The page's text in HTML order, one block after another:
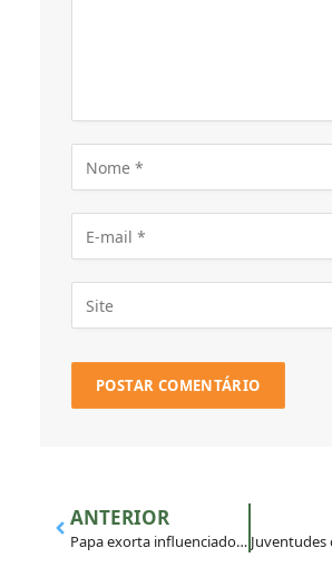
ANTERIOR
Papa exorta influenciadores católicos a serem agentes de paz